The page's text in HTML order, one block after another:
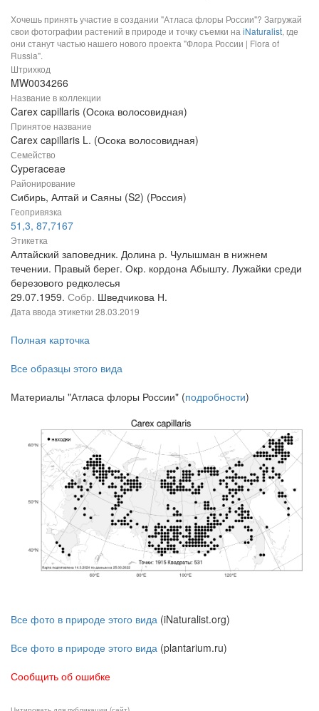
Хочешь принять участие в создании "Атласа флоры России"? Загружай
свои фотографии растений в природе и точку съемки на iNaturalist, где
они станут частью нашего нового проекта "Флора России | Flora of
Russia".
Штрихкод
MW0034266
Название в коллекции
Carex capillaris (Осока волосовидная)
Принятое название
Carex capillaris L. (Осока волосовидная)
Семейство
Cyperaceae
Районирование
Сибирь, Алтай и Саяны (S2) (Россия)
Геопривязка
51,3, 87,7167
Этикетка
Алтайский заповедник. Долина р. Чулышман в нижнем
течении. Правый берег. Окр. кордона Абышту. Лужайки среди
березового редколесья
29.07.1959. Собр. Шведчикова Н.
Дата ввода этикетки 28.03.2019
Полная карточка
Все образцы этого вида
Материалы "Атласа флоры России" (подробности)
Все фото в природе этого вида (iNaturalist.org)
Все фото в природе этого вида (plantarium.ru)
Сообщить об ошибке